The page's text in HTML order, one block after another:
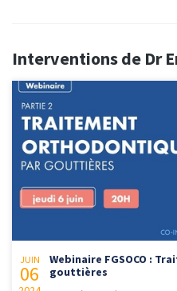
Interventions de Dr
JUIN
06
Webinaire FGSOCO :
gouttières